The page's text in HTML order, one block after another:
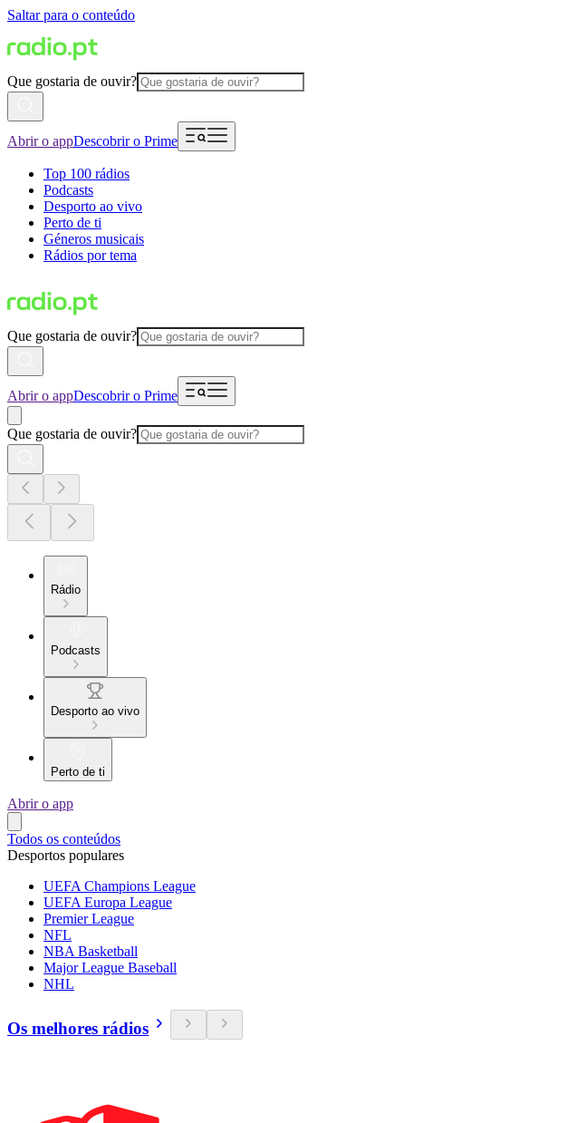
Saltar para o conteúdo
Que gostaria de ouvir?
Abrir o appDescobrir o Prime
Top 100 rádios
Podcasts
Desporto ao vivo
Perto de ti
Géneros musicais
Rádios por tema
Que gostaria de ouvir?
Abrir o appDescobrir o Prime
Que gostaria de ouvir?
Rádio
Podcasts
Desporto ao vivo
Perto de ti
Abrir o app
Todos os conteúdos
Desportos populares
UEFA Champions League
UEFA Europa League
Premier League
NFL
NBA Basketball
Major League Baseball
NHL
Os melhores rádios